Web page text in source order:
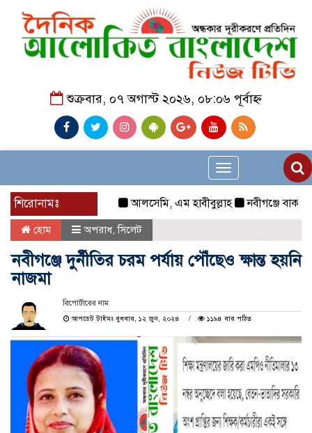
শুক্রবার, ০৭ অগাস্ট ২০২৬, ০৮:০৬ পূর্বাহ্ন
Toggle
navigation
শিরোনামঃ আলসেমি, এম হাবীবুল্লাহ নবীগঞ্জে
হোম অপরাধ,সিলেট
নবীগঞ্জে দুর্নীতির চরম পর্যায় পৌঁছেও ক্ষান্ত হয়নি
নাজমা
রিপোর্টারের নাম
আপডেট টাইমঃ বুধবার, ১২ জুন, ২০২৪
১১৯৪ বার পঠিত